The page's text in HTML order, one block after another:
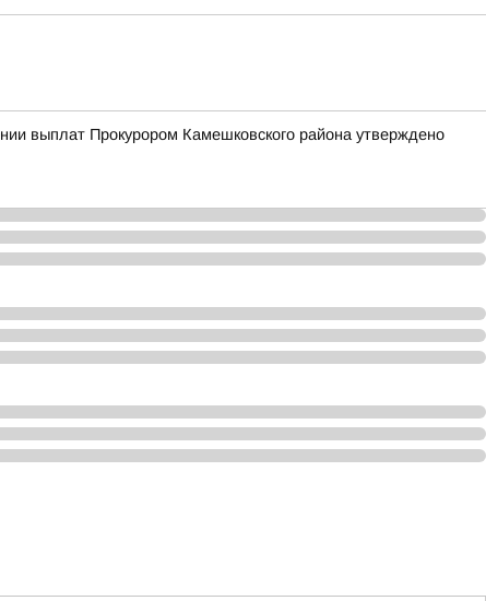
выплат Прокурором Камешковского района утверждено